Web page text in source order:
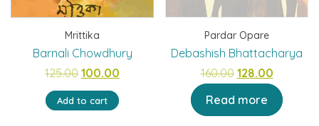
Mrittika
Barnali Chowdhury
125.00 Original
price
was:
100.00
Add to cart
Pardar Opare
Debashish Bhattacharya
160.00 Original
128.00Current
price
is:
Read more